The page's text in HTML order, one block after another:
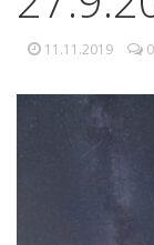
11.11.2019 0